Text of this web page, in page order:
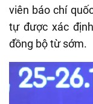
viên báo chí
tự được xác
đồng bộ từ sớm.